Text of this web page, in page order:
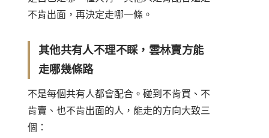
不肯出面，再決定走哪一條。
其他共有人不理不睬，雲林賣方能
走哪幾條路
不是每個共有人都會配合。碰到不肯買、不
肯賣、也不肯出面的人，能走的方向大致三
個：